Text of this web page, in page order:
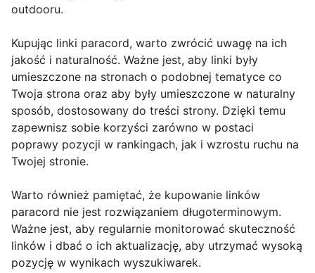
outdooru.
Kupując linki paracord, warto zwrócić uwagę na ich
jakość i naturalność. Ważne jest, aby linki były
umieszczone na stronach o podobnej tematyce co
Twoja strona oraz aby były umieszczone w naturalny
sposób, dostosowany do treści strony. Dzięki temu
zapewnisz sobie korzyści zarówno w postaci
poprawy pozycji w rankingach, jak i wzrostu ruchu na
Twojej stronie.
Warto również pamiętać, że kupowanie linków
paracord nie jest rozwiązaniem długoterminowym.
Ważne jest, aby regularnie monitorować skuteczność
linków i dbać o ich aktualizację, aby utrzymać wysoką
pozycję w wynikach wyszukiwarek.